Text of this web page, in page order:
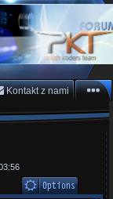
Kontakt z nami